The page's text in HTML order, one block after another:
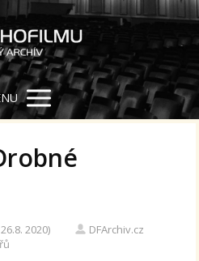
2020)
DFArchiv.cz